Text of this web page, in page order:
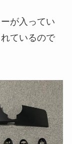
が入ってい
ているので